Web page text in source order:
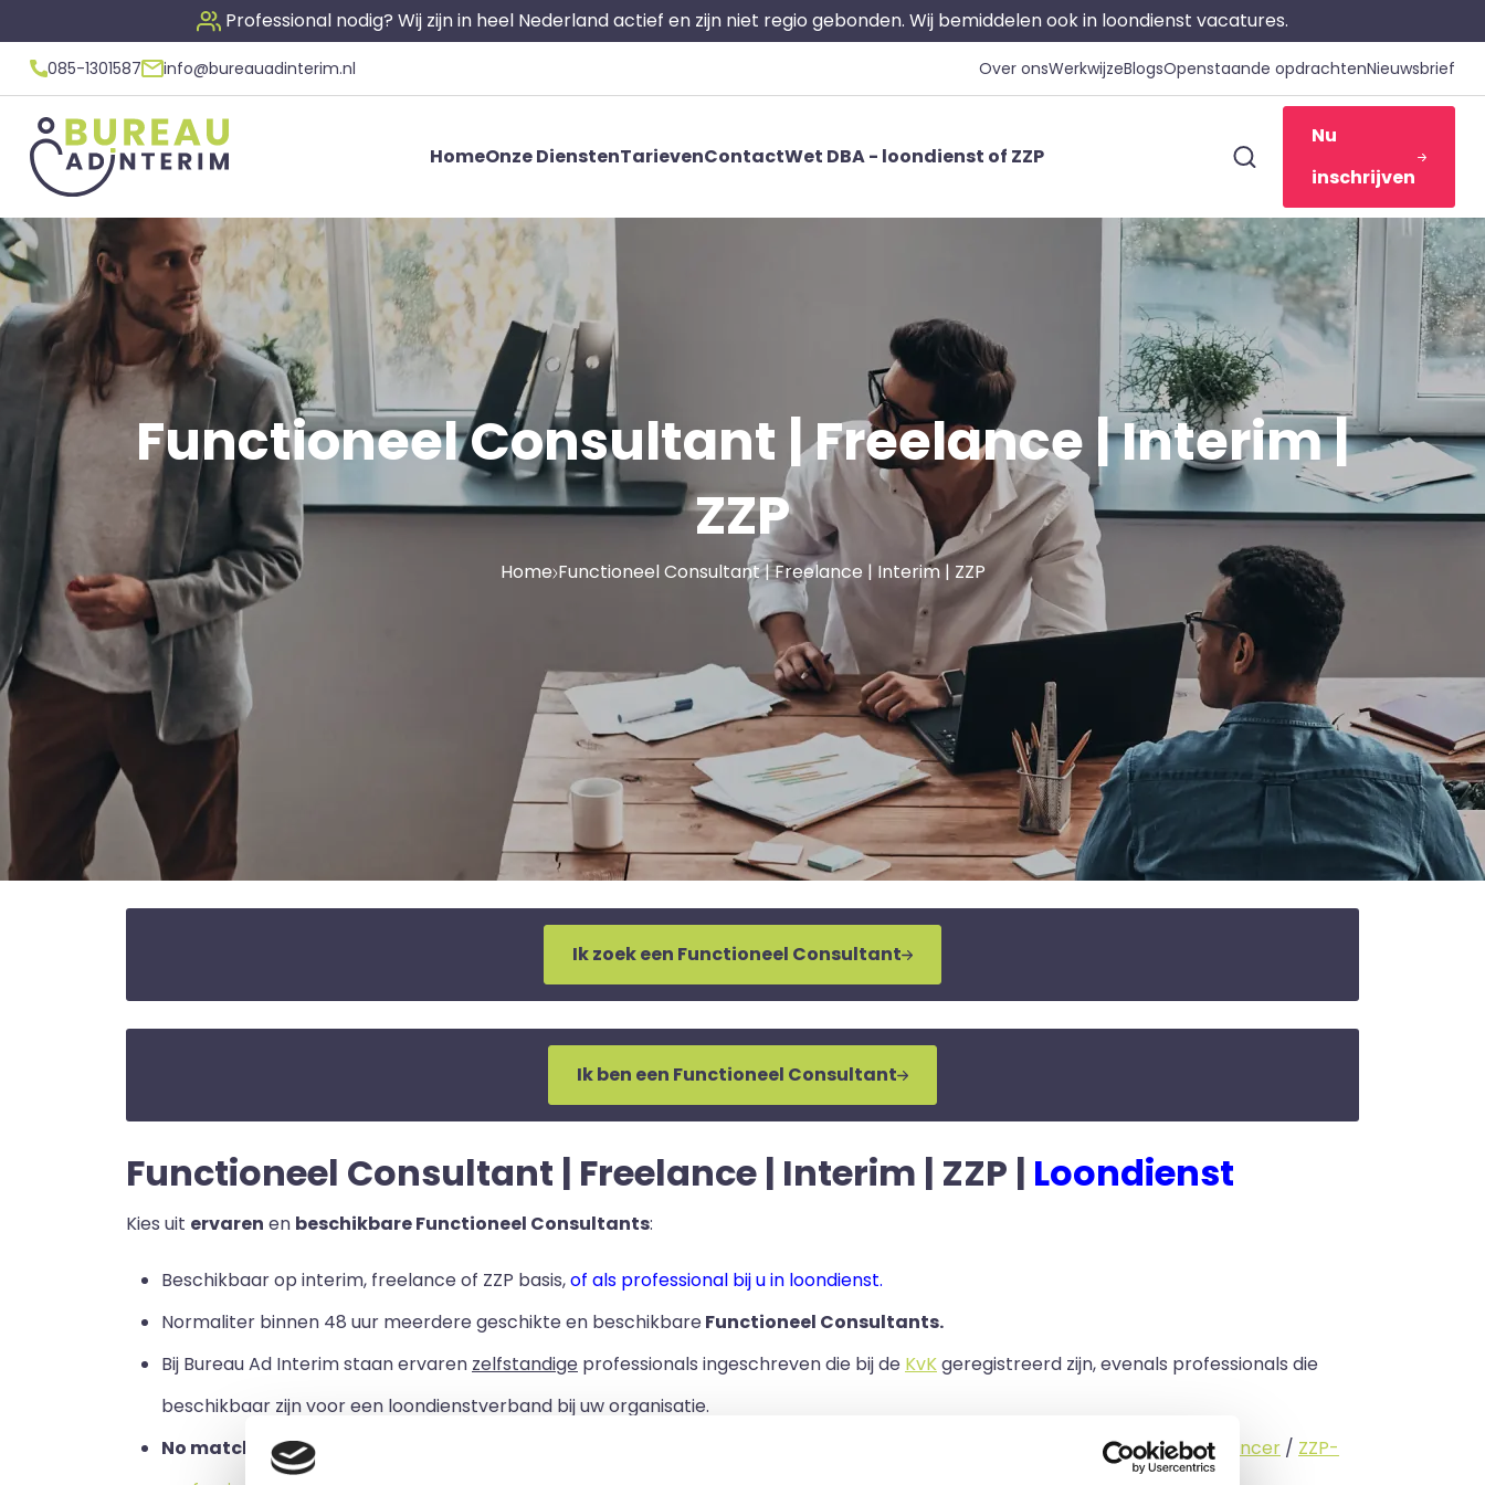
Professional nodig? Wij zijn in heel Nederland actief en zijn niet regio gebonden. Wij bemiddelen ook in loondienst vacatures.
085-1301587 info@bureauadinterim.nl Over onsWerkwijzeBlogsOpenstaande opdrachtenNieuwsbrief
HomeOnze DienstenTarievenContactWet DBA - loondienst of ZZP
Nu
inschrijven
Functioneel Consultant | Freelance | Interim |
ZZP
Home Functioneel Consultant | Freelance | Interim | ZZP
Ik zoek een Functioneel Consultant
Ik ben een Functioneel Consultant
Functioneel Consultant | Freelance | Interim | ZZP | Loondienst
Kies uit ervaren en beschikbare Functioneel Consultants:
Beschikbaar op interim, freelance of ZZP basis,of als professional bij u in loondienst.
Normaliter binnen 48 uur meerdere geschikte en beschikbareFunctioneel Consultants.
Bij Bureau Ad Interim staan ervaren zelfstandige professionals ingeschreven die bij de KvKgeregistreerd zijn, evenals professionals die
beschikbaar zijn voor een loondienstverband bij uw organisatie.
No match no pay:
interimmer/freelancer / ZZP-